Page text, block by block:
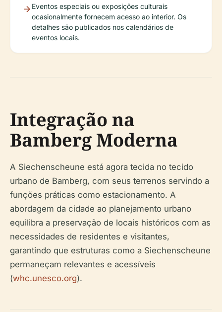
Eventos especiais ou exposições culturais
ocasionalmente fornecem acesso ao interior. Os
detalhes são publicados nos calendários de
eventos locais.
Integração na
Bamberg Moderna
A Siechenscheune está agora tecida no tecido
urbano de Bamberg, com seus terrenos servindo a
funções práticas como estacionamento. A
abordagem da cidade ao planejamento urbano
equilibra a preservação de locais históricos com as
necessidades de residentes e visitantes,
garantindo que estruturas como a Siechenscheune
permaneçam relevantes e acessíveis
(whc.unesco.org).